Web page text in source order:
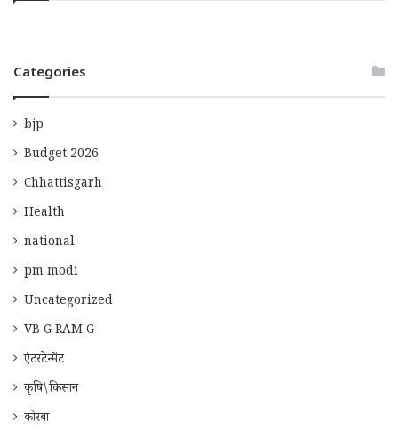
Categories
bjp
Budget 2026
Chhattisgarh
Health
national
pm modi
Uncategorized
VB G RAM G
एंटरटेन्मेंट
कृषि\किसान
कोरबा